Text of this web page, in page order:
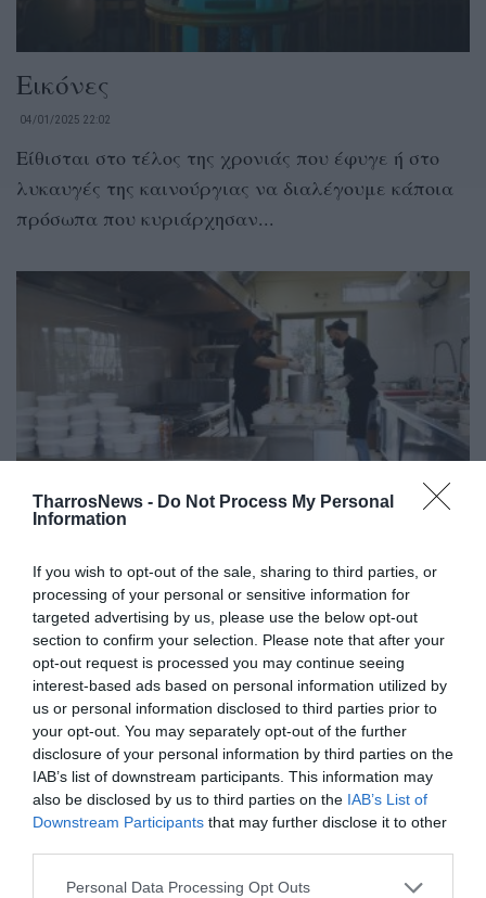
TharrosNews - Do Not Process My Personal
Information
If you wish to opt-out of the sale, sharing to third parties, or
processing of your personal or sensitive information for
targeted advertising by us, please use the below opt-out
section to confirm your selection. Please note that after your
opt-out request is processed you may continue seeing
interest-based ads based on personal information utilized by
us or personal information disclosed to third parties prior to
your opt-out. You may separately opt-out of the further
disclosure of your personal information by third parties on the
IAB’s list of downstream participants. This information may
also be disclosed by us to third parties on the IAB’s List of
Downstream Participants that may further disclose it to other
Personal Data Processing Opt Outs
Εικόνες
04/01/2025 22:02
Είθισται στο τέλος της χρονιάς που έφυγε ή στο
λυκαυγές της καινούργιας να διαλέγουμε κάποια
πρόσωπα που κυριάρχησαν...
Η Διεύθυνση Πρόνοιας του Δήμου
Καλαμάτας το 2024 εξυπηρέτησε
19.000 πολίτες
Διανεμήθηκαν 50.000 μερίδες φαγητού Πάνω από
19.000 άτομα εξυπηρέτησαν το 2024 όλες οι
υπηρεσίες και οι δομές που...